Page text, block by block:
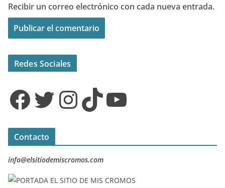
Recibir un correo electrónico con cada nueva entrada.
Redes Sociales
Facebook Twitter InstagramTikTok YouTube
Contacto
info@elsitiodemiscromos.com